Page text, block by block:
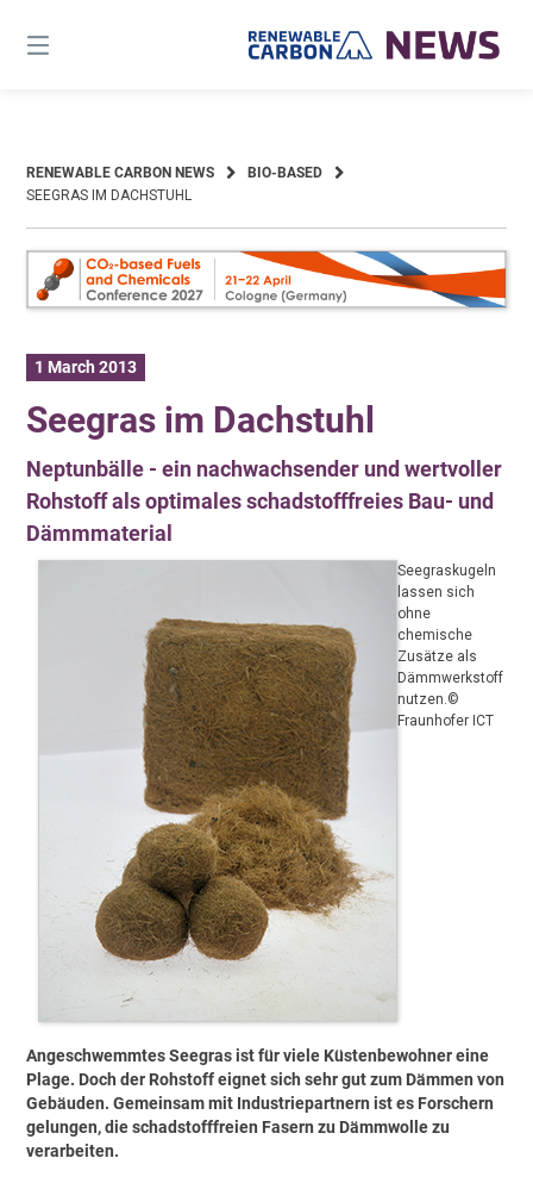
content
RENEWABLE CARBON NEWS
BIO-BASED
SEEGRAS IM DACHSTUHL
1 March 2013
Seegras im Dachstuhl
Neptunbälle - ein nachwachsender und wertvoller
Rohstoff als optimales schadstofffreies Bau- und
Dämmmaterial
Seegraskugeln
lassen sich
ohne
chemische
Zusätze als
Dämmwerkstoff
nutzen.©
Fraunhofer ICT
Angeschwemmtes Seegras ist für viele Küstenbewohner eine
Plage. Doch der Rohstoff eignet sich sehr gut zum Dämmen von
Gebäuden. Gemeinsam mit Industriepartnern ist es Forschern
gelungen, die schadstofffreien Fasern zu Dämmwolle zu
verarbeiten.